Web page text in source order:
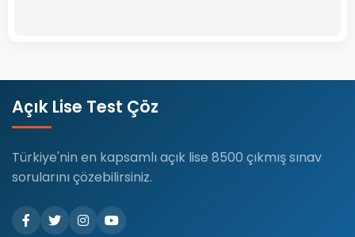
Açık Lise Test Çöz
Türkiye'nin en kapsamlı açık lise 8500 çıkmış sınav
sorularını çözebilirsiniz.